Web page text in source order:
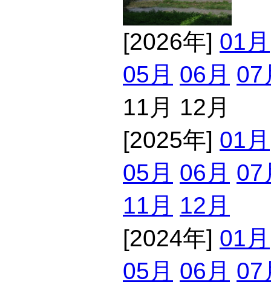
[2026年] 01月
05月 06月 07
11月 12月
[2025年] 01月
05月 06月 07
11月 12月
[2024年] 01月
05月 06月 07